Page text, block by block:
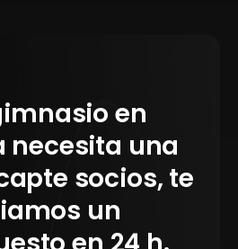
en
necesita una
socios, te
un